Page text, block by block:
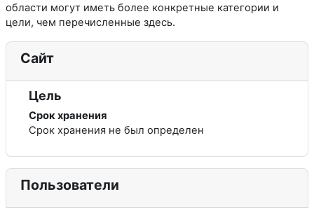
области могут иметь более конкретные категории и
цели, чем перечисленные здесь.
Сайт
Цель
Срок хранения
Срок хранения не был определен
Пользователи